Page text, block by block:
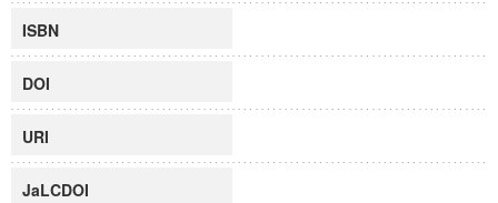
ISBN
DOI
URI
JaLCDOI